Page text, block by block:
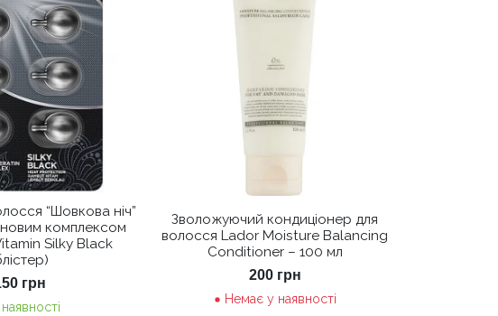
“Шовкова ніч”
комплексом
Silky Black
грн
Зволожуючий кондиціонер для
волосся Lador Moisture Balancing
Conditioner – 100 мл
200 грн
Немає у наявності